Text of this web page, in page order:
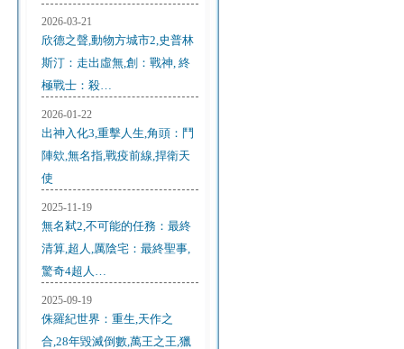
2026-03-21
欣德之聲,動物方城市2,史普林
斯汀：走出虛無,創：戰神, 終
極戰士：殺…
2026-01-22
出神入化3,重擊人生,角頭：鬥
陣欸,無名指,戰疫前線,捍衛天
使
2025-11-19
無名弒2,不可能的任務：最終
清算,超人,厲陰宅：最終聖事,
驚奇4超人…
2025-09-19
侏羅紀世界：重生,天作之
合,28年毀滅倒數,萬王之王,獵